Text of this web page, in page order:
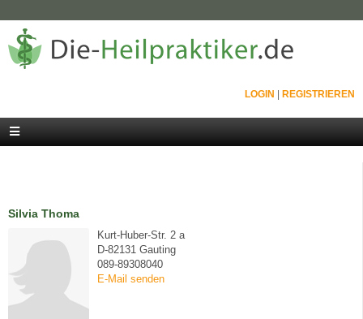
LOGIN REGISTRIEREN
Silvia Thoma
Kurt-Huber-Str. 2 a
D-82131 Gauting
089-89308040
E-Mail senden